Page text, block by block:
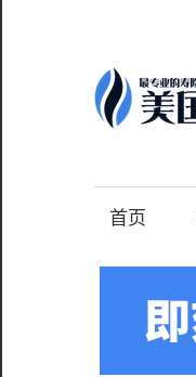
content
专
业
的
首页